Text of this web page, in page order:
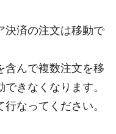
済の注文は移動で
んで複数注文を移
きなくなります。
なってください。